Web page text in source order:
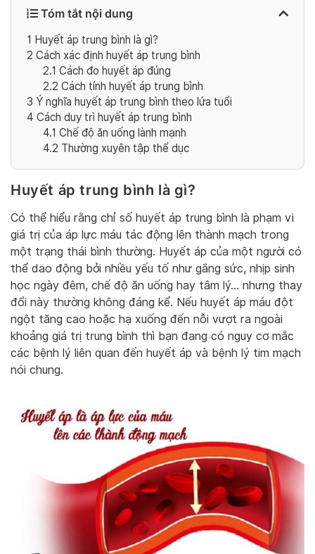
Tóm tắt nội dung
1 Huyết áp trung bình là gì?
2 Cách xác định huyết áp trung bình
2.1 Cách đo huyết áp đúng
2.2 Cách tính huyết áp trung bình
3 Ý nghĩa huyết áp trung bình theo lứa tuổi
4 Cách duy trì huyết áp trung bình
4.1 Chế độ ăn uống lành mạnh
4.2 Thường xuyên tập thể dục
Huyết áp trung bình là gì?
Có thể hiểu rằng chỉ số huyết áp trung bình là phạm vi
giá trị của áp lực máu tác động lên thành mạch trong
một trạng thái bình thường. Huyết áp của một người có
thể dao động bởi nhiều yếu tố như gắng sức, nhịp sinh
học ngày đêm, chế độ ăn uống hay tâm lý… nhưng thay
đổi này thường không đáng kể. Nếu huyết áp máu đột
ngột tăng cao hoặc hạ xuống đến nỗi vượt ra ngoài
khoảng giá trị trung bình thì bạn đang có nguy cơ mắc
các bệnh lý liên quan đến huyết áp và bệnh lý tim mạch
nói chung.